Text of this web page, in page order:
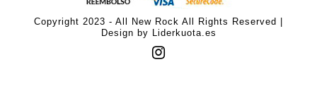
Copyright 2023 - All New Rock All Rights Reserved |
Design by Liderkuota.es